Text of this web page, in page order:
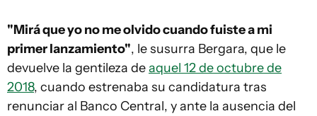
"Mirá que yo no me olvido cuando fuiste a mi
primer lanzamiento", le susurra Bergara, que le
devuelve la gentileza deaquel 12 de octubre de
2018, cuando estrenaba su candidatura tras
renunciar al Banco Central, y ante la ausencia del